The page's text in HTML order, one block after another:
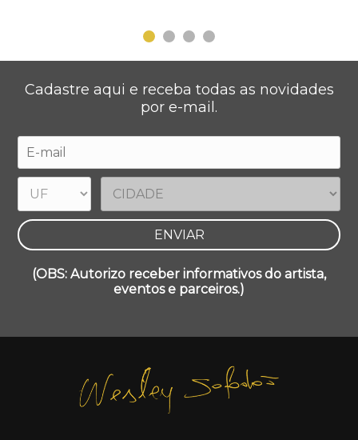
Cadastre aqui e receba todas as novidades
por e-mail.
(OBS: Autorizo receber informativos do artista,
eventos e parceiros.)